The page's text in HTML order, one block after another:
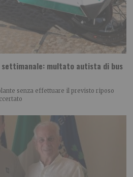
settimanale: multato autista di bus
senza effettuare il previsto riposo